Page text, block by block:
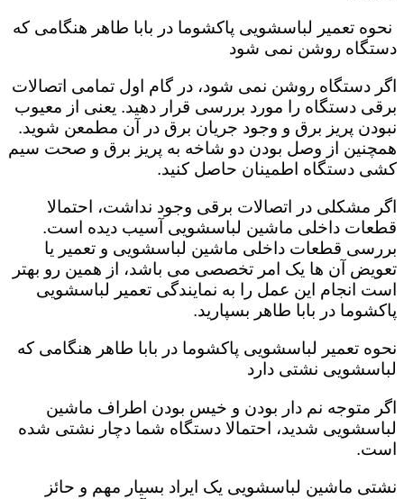
نحوه تعمیر لباسشویی پاکشوما در بابا طاهر هنگامی که
دستگاه روشن نمی شود
اگر دستگاه روشن نمی شود، در گام اول تمامی اتصالات
برقی دستگاه را مورد بررسی قرار دهید. یعنی از معیوب
نبودن پریز برق و وجود جریان برق در آن مطمعن شوید.
همچنین از وصل بودن دو شاخه به پریز برق و صحت سیم
کشی دستگاه اطمینان حاصل کنید.
اگر مشکلی در اتصالات برقی وجود نداشت، احتمالا
قطعات داخلی ماشین لباسشویی آسیب دیده است‌.
بررسی قطعات داخلی ماشین لباسشویی و تعمیر یا
تعویض آن ها یک امر تخصصی می باشد، از همین رو بهتر
است انجام این عمل را به نمایندگی تعمیر لباسشویی
پاکشوما در بابا طاهر بسپارید.
نحوه تعمیر لباسشویی پاکشوما در بابا طاهر هنگامی که
لباسشویی نشتی دارد
اگر متوجه نم دار بودن و خیس بودن اطراف ماشین
لباسشویی شدید، احتمالا دستگاه شما دچار نشتی شده
است‌.
نشتی ماشین لباسشویی یک ایراد بسیار مهم و حائز